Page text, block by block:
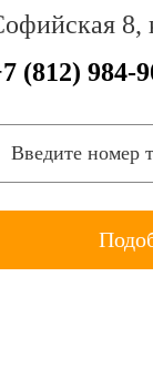
8,
(812) 984-